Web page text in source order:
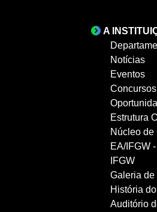
A
Notícias
Eventos
Concursos
Estrutura
Núcleo
EA/IFGW
IFGW
Galeria de
História
Auditório